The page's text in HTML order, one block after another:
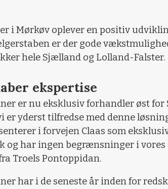
i Mørkøv oplever en positiv
er der gode
hele Sjælland og Lolland-Falster.
ekspertise
er nu eksklusiv forhandler øst
er yderst tilfredse med denne
i forvejen Claas som
og har ingen begrænsninger i vores
Troels Pontoppidan.
har i de seneste år inden for